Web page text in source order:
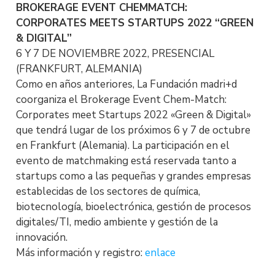
BROKERAGE EVENT CHEMMATCH:
CORPORATES MEETS STARTUPS 2022 “GREEN
& DIGITAL”
6 Y 7 DE NOVIEMBRE 2022, PRESENCIAL
(FRANKFURT, ALEMANIA)
Como en años anteriores, La Fundación madri+d
coorganiza el Brokerage Event Chem-Match:
Corporates meet Startups 2022 «Green & Digital»
que tendrá lugar de los próximos 6 y 7 de octubre
en Frankfurt (Alemania). La participación en el
evento de matchmaking está reservada tanto a
startups como a las pequeñas y grandes empresas
establecidas de los sectores de química,
biotecnología, bioelectrónica, gestión de procesos
digitales/TI, medio ambiente y gestión de la
innovación.
Más información y registro: enlace